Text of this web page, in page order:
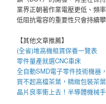
業界正朝著作業電壓更低、頻
低阻抗電容的重要性只會持續攀
【其他文章推薦】
(全省)堆高機租賃保養一覽表
零件量產就選CNC車床
全自動SMD電子零件技術機器
買不起高檔茶葉，精緻包裝茶
晶片良率衝上去！半導體機械